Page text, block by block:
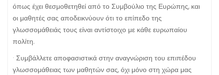
όπως έχει θεσμοθετηθεί από το Συμβούλιο της Ευρώπης, και
οι μαθητές σας αποδεικνύουν ότι το επίπεδο της
γλωσσομάθειάς τους είναι αντίστοιχο με κάθε ευρωπαίου
πολίτη.
· Συμβάλλετε αποφασιστικά στην αναγνώριση του επιπέδου
γλωσσομάθειας των μαθητών σας, όχι μόνο στη χώρα μας